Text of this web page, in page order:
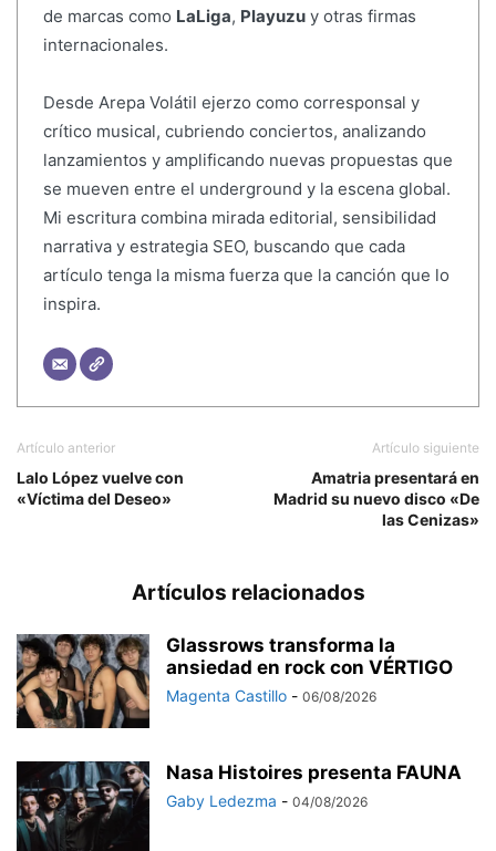
de marcas como LaLiga, Playuzuy otras firmas
internacionales.
Desde Arepa Volátil ejerzo como corresponsal y
crítico musical, cubriendo conciertos, analizando
lanzamientos y amplificando nuevas propuestas que
se mueven entre el underground y la escena global.
Mi escritura combina mirada editorial, sensibilidad
narrativa y estrategia SEO, buscando que cada
artículo tenga la misma fuerza que la canción que lo
inspira.
Artículo anterior
Lalo López vuelve con
«Víctima del Deseo»
Artículo siguiente
Amatria presentará en
Madrid su nuevo disco «De
las Cenizas»
Artículos relacionados
Glassrows transforma la
ansiedad en rock con VÉRTIGO
Magenta Castillo - 06/08/2026
Nasa Histoires presenta FAUNA
Gaby Ledezma - 04/08/2026